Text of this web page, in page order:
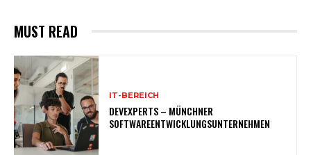
MUST READ
IT-BEREICH
DEVEXPERTS – MÜNCHNER
SOFTWAREENTWICKLUNGSUNTERNEHMEN